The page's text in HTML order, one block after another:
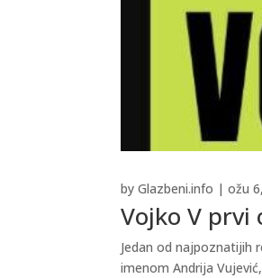
Vojko V prvi
byGlazbeni.info |ožu
Jedan od najpoznatijih
imenom Andrija